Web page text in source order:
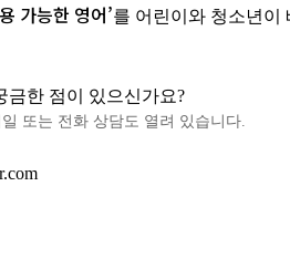
가능한 영어’를 어린이와 청소년이
금한 점이 있으신가요?
또는 전화 상담도 열려 있습니다.